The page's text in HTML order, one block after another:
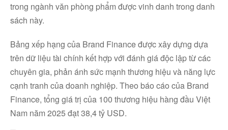
trong ngành văn phòng phẩm được vinh danh trong danh
sách này.
Bảng xếp hạng của Brand Finance được xây dựng dựa
trên dữ liệu tài chính kết hợp với đánh giá độc lập từ các
chuyên gia, phản ánh sức mạnh thương hiệu và năng lực
cạnh tranh của doanh nghiệp. Theo báo cáo của Brand
Finance, tổng giá trị của 100 thương hiệu hàng đầu Việt
Nam năm 2025 đạt 38,4 tỷ USD.